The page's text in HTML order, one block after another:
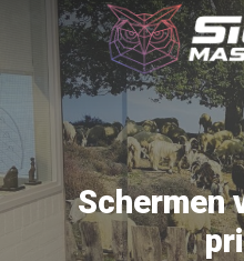
Schermen